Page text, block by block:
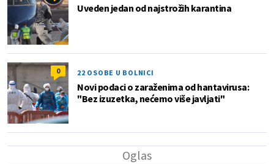
Uveden jedan od najstrožih karantina
0 22 OSOBE U BOLNICI
Novi podaci o zaraženima od hantavirusa:
"Bez izuzetka, nećemo više javljati"